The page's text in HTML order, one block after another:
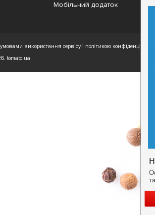
Мобільний додаток
використання сервісу і політикою конфіденційності.
tomato.ua